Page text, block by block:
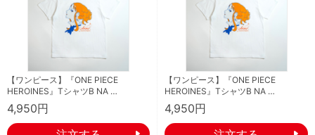
【ワンピース】『ONE PIECE
HEROINES』TシャツB NA …
4,950円
【ワンピース】『ONE PIECE
HEROINES』TシャツB NA …
4,950円